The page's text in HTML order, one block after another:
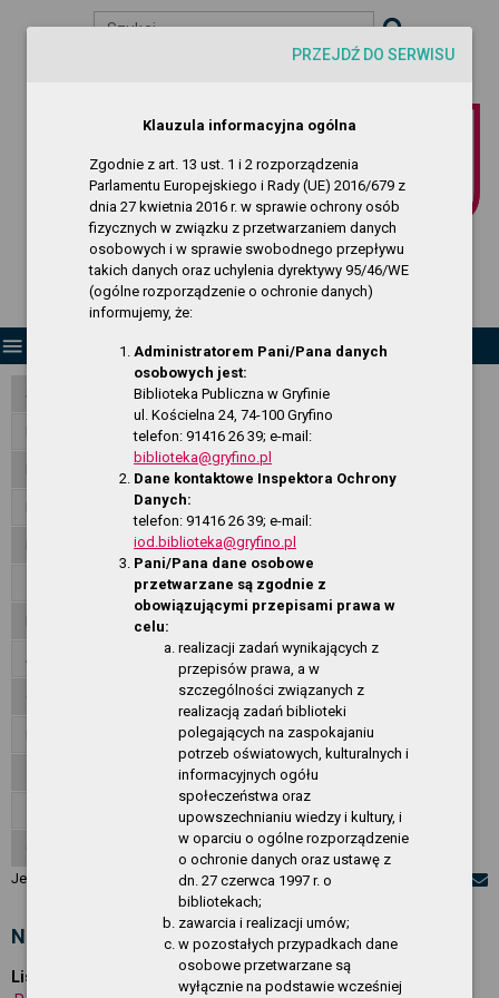
Szukaj
Biuletyn Informacji Publicznej
Biblioteka Publiczna w Gryfinie
menu
Strona Główna
RODO - klauzula informacyjna
Dane teleadresowe
Zadania i kompetencje
Regulamin Biblioteki
Jednostki organizacyjne
Załatwianie spraw, skargi, wnioski
Jesteś w:
Regulamin Biblioteki
None 2026-05-07 09:05:46
Lista załączników:
PRZEJDŹ DO SERWISU
Klauzula informacyjna ogólna
Zgodnie z art. 13 ust. 1 i 2 rozporządzenia
Parlamentu Europejskiego i Rady (UE) 2016/679 z
dnia 27 kwietnia 2016 r. w sprawie ochrony osób
fizycznych w związku z przetwarzaniem danych
osobowych i w sprawie swobodnego przepływu
takich danych oraz uchylenia dyrektywy 95/46/WE
(ogólne rozporządzenie o ochronie danych)
informujemy, że:
Administratorem Pani/Pana danych
osobowych jest:
Biblioteka Publiczna w Gryfinie
ul. Kościelna 24, 74-100 Gryfino
telefon: 91416 26 39; e-mail:
biblioteka@gryfino.pl
Dane kontaktowe Inspektora Ochrony
Danych:
telefon: 91416 26 39; e-mail:
iod.biblioteka@gryfino.pl
Pani/Pana dane osobowe
przetwarzane są zgodnie z
obowiązującymi przepisami prawa w
celu:
realizacji zadań wynikających z
przepisów prawa, a w
szczególności związanych z
realizacją zadań biblioteki
polegających na zaspokajaniu
potrzeb oświatowych, kulturalnych i
informacyjnych ogółu
społeczeństwa oraz
upowszechnianiu wiedzy i kultury, i
w oparciu o ogólne rozporządzenie
o ochronie danych oraz ustawę z
dn. 27 czerwca 1997 r. o
bibliotekach;
zawarcia i realizacji umów;
w pozostałych przypadkach dane
osobowe przetwarzane są
wyłącznie na podstawie wcześniej